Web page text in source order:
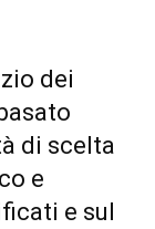
dei
di scelta
e
e sul